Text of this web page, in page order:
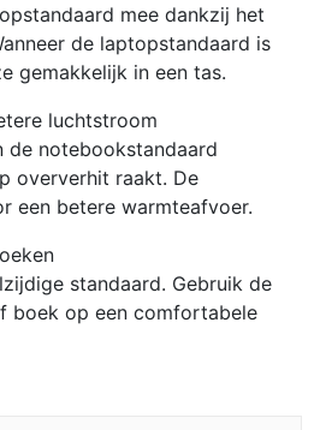
mee dankzij het
de laptopstandaard is
gemakkelijk in een tas.
luchtstroom
de notebookstandaard
oververhit raakt. De
een betere warmteafvoer.
standaard. Gebruik de
boek op een comfortabele